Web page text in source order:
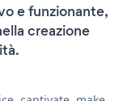
e funzionante,
creazione